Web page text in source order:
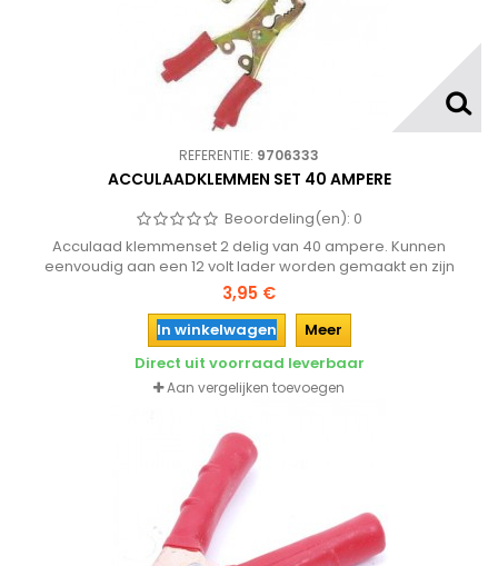
REFERENTIE: 9706333
ACCULAADKLEMMEN SET 40 AMPERE
Beoordeling(en): 0
Acculaad klemmenset 2 delig van 40 ampere. Kunnen
eenvoudig aan een 12 volt lader worden gemaakt en zijn
vervolgens eenvoudig op de accupolen te klemmen.
3,95 €
In winkelwagen
Meer
Direct uit voorraad leverbaar
Aan vergelijken toevoegen